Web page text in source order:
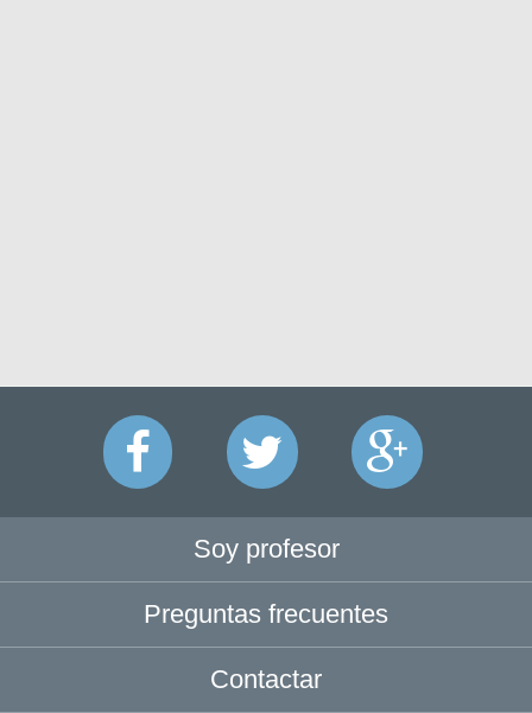
Soy profesor
Preguntas frecuentes
Contactar